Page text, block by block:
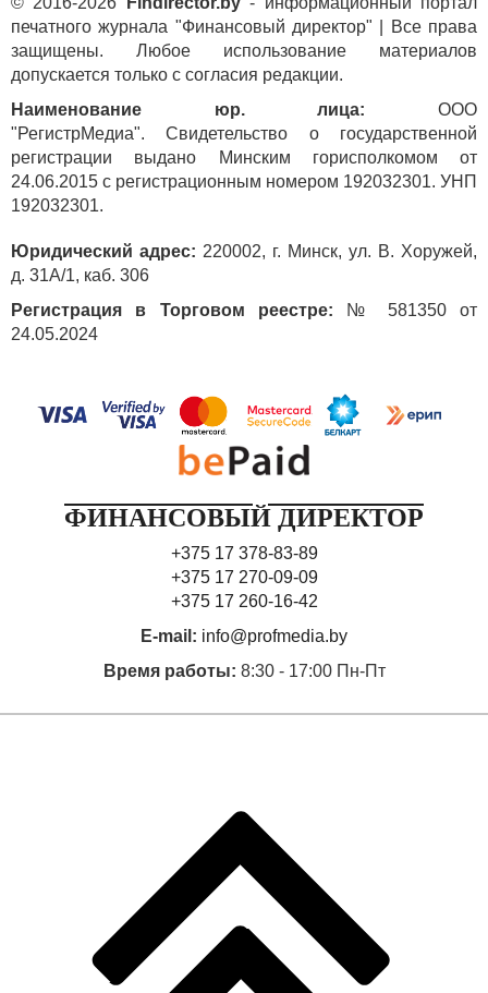
печатного журнала "Финансовый директор" | Все права
защищены. Любое использование материалов
допускается только с согласия редакции.
Наименование юр. лица: ООО
"РегистрМедиа". Свидетельство о государственной
регистрации выдано Минским горисполкомом от
24.06.2015 с регистрационным номером 192032301. УНП
192032301.
Юридический адрес: 220002, г. Минск, ул. В. Хоружей,
д. 31А/1, каб. 306
Регистрация в Торговом реестре: № 581350 от
24.05.2024
ФИНАНСОВЫЙ ДИРЕКТОР
+375 17 378-83-89
+375 17 270-09-09
+375 17 260-16-42
E-mail: info@profmedia.by
Время работы: 8:30 - 17:00 Пн-Пт